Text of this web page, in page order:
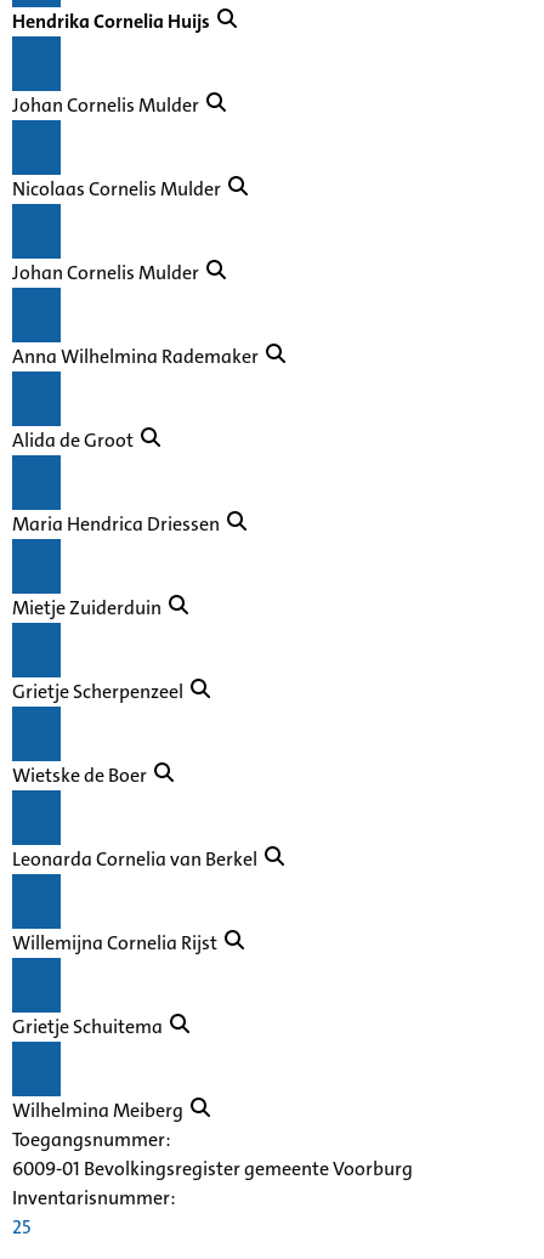
Hendrika Cornelia Huijs
Johan Cornelis Mulder
Nicolaas Cornelis Mulder
Johan Cornelis Mulder
Anna Wilhelmina Rademaker
Alida de Groot
Maria Hendrica Driessen
Mietje Zuiderduin
Grietje Scherpenzeel
Wietske de Boer
Leonarda Cornelia van Berkel
Willemijna Cornelia Rijst
Grietje Schuitema
Wilhelmina Meiberg
Toegangsnummer:
6009-01 Bevolkingsregister gemeente Voorburg
Inventarisnummer:
25